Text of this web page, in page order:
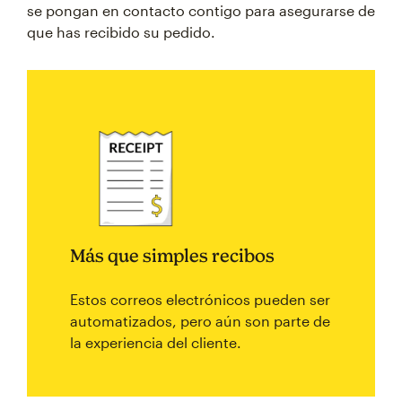
se pongan en contacto contigo para asegurarse de
que has recibido su pedido.
Más que simples recibos
Estos correos electrónicos pueden ser
automatizados, pero aún son parte de
la experiencia del cliente.